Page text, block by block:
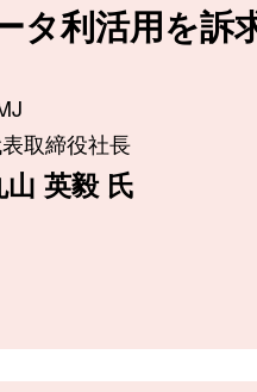
タ利活用を訴
取締役社長
山 英毅 氏